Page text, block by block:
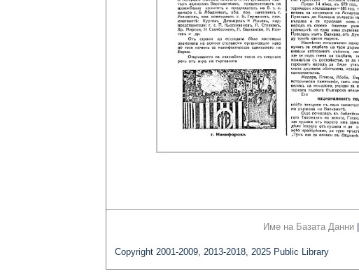
Име на Базата Данни
Copyright 2001-2009, 2013-2018, 2025 Public Library